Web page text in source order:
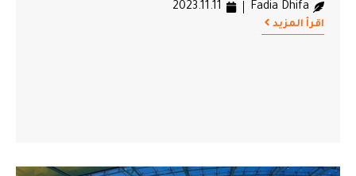
Fadia Dhifa
2023.11.11
اقرأ المزيد